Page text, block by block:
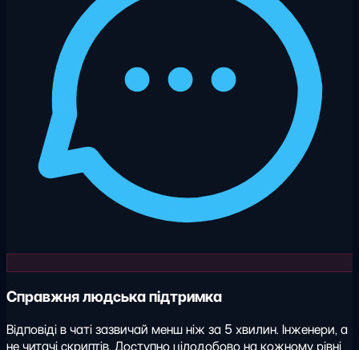
Справжня людська підтримка
Відповіді в чаті зазвичай менш ніж за 5 хвилин. Інженери, а